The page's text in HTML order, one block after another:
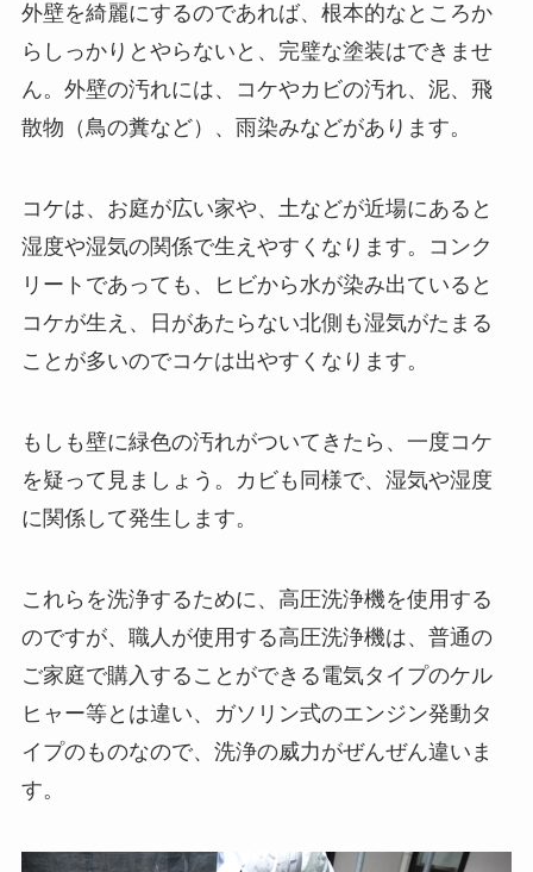
外壁を綺麗にするのであれば、根本的なところか
らしっかりとやらないと、完璧な塗装はできませ
ん。外壁の汚れには、コケやカビの汚れ、泥、飛
散物（鳥の糞など）、雨染みなどがあります。
コケは、お庭が広い家や、土などが近場にあると
湿度や湿気の関係で生えやすくなります。コンク
リートであっても、ヒビから水が染み出ていると
コケが生え、日があたらない北側も湿気がたまる
ことが多いのでコケは出やすくなります。
もしも壁に緑色の汚れがついてきたら、一度コケ
を疑って見ましょう。カビも同様で、湿気や湿度
に関係して発生します。
これらを洗浄するために、高圧洗浄機を使用する
のですが、職人が使用する高圧洗浄機は、普通の
ご家庭で購入することができる電気タイプのケル
ヒャー等とは違い、ガソリン式のエンジン発動タ
イプのものなので、洗浄の威力がぜんぜん違いま
す。